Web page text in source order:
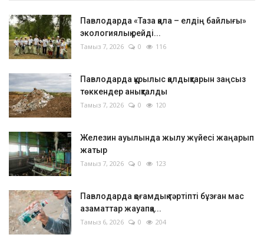
Павлодарда «Таза қала – елдің байлығы»
экологиялық рейді...
Тамыз 7, 2026 0 116
Павлодарда құрылыс қалдықтарын заңсыз
төккендер анықталды
Тамыз 7, 2026 0 120
Железин ауылында жылу жүйесі жаңарып
жатыр
Тамыз 7, 2026 0 123
Павлодарда қоғамдық тәртіпті бұзған мас
азаматтар жауапқа...
Тамыз 6, 2026 0 204